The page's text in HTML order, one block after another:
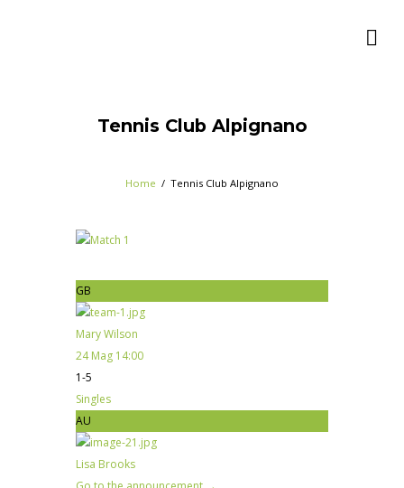
Tennis Club Alpignano
Home Tennis Club Alpignano
GB
Mary Wilson
24 Mag 14:00
1-5
Singles
AU
Lisa Brooks